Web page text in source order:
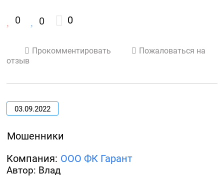
0 0 0
Прокомментировать
Пожаловаться на
отзыв
03.09.2022
Мошенники
Компания: ООО ФК Гарант
Автор: Влад